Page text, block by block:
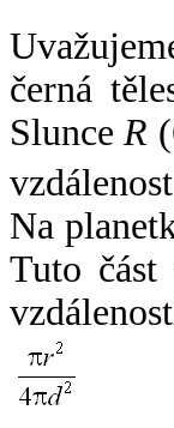
černá
SlunceR
Na
Tuto